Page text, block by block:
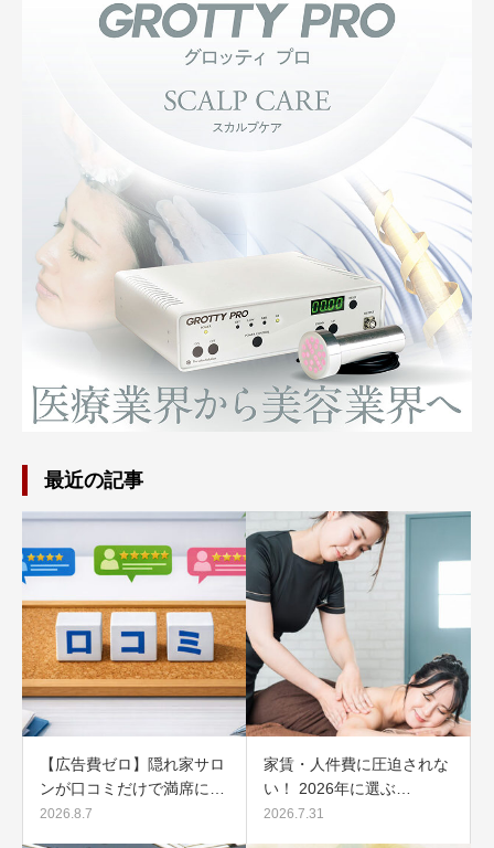
最近の記事
【広告費ゼロ】隠れ家サロ
ンが口コミだけで満席に…
2026.8.7
家賃・人件費に圧迫されな
い！ 2026年に選ぶ…
2026.7.31